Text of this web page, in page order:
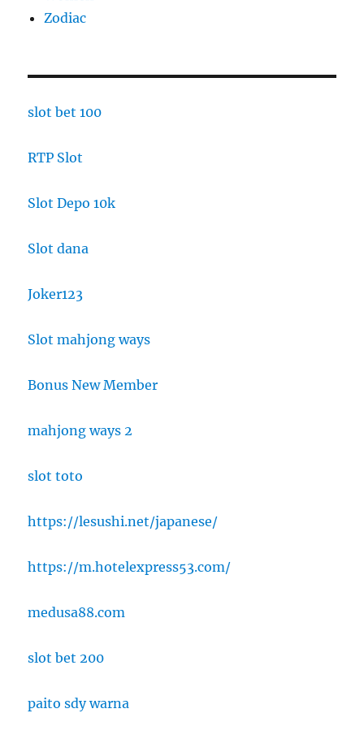
Zodiac
slot bet 100
RTP Slot
Slot Depo 10k
Slot dana
Joker123
Slot mahjong ways
Bonus New Member
mahjong ways 2
slot toto
https://lesushi.net/japanese/
https://m.hotelexpress53.com/
medusa88.com
slot bet 200
paito sdy warna